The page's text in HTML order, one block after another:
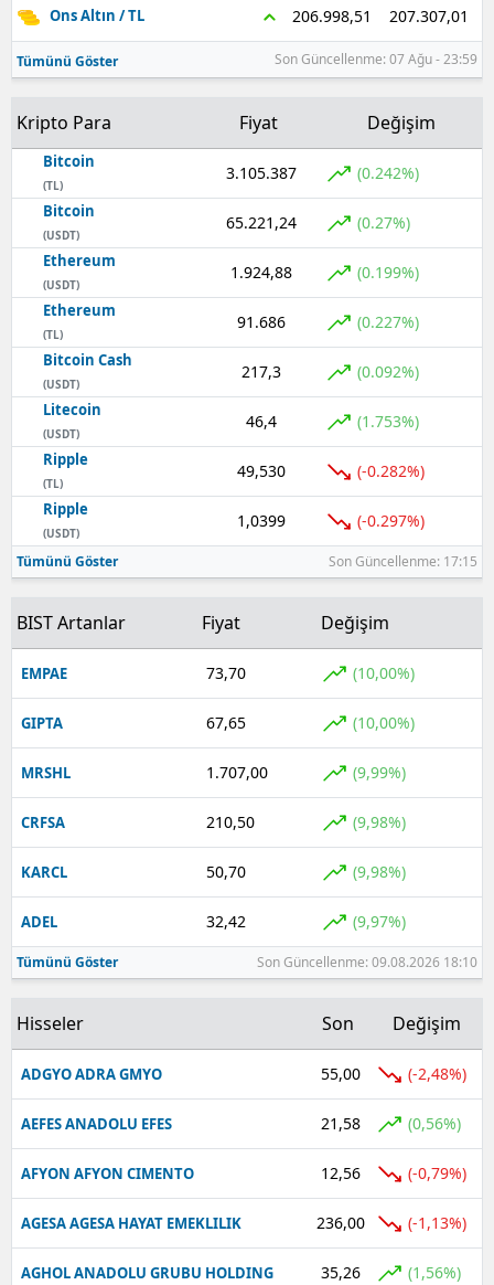
Samsun
Siirt
Sinop
Sivas
Tekirdağ
Tokat
Tunceli
Şanlıurfa
Uşak
Yozgat
Zonguldak
Aksaray
Bayburt
Karaman
Kırıkkale
Şırnak
Bartın
Ardahan
Yalova
Karabük
Kilis
Osmaniye
Düzce
Ons Altın / TL 206.998,51 207.307,01
Tümünü Göster Son Güncellenme: 07 Ağu - 23:59
Kripto Para Fiyat Değişim
Bitcoin
(TL)
3.105.387 (0.242%)
Bitcoin
(USDT)
65.221,24 (0.27%)
Ethereum
(USDT)
1.924,88 (0.199%)
Ethereum
(TL)
91.686 (0.227%)
Bitcoin Cash
(USDT)
217,3 (0.092%)
Litecoin
(USDT)
46,4 (1.753%)
Ripple
(TL)
49,530 (-0.282%)
Ripple
(USDT)
1,0399 (-0.297%)
Tümünü Göster Son Güncellenme: 17:15
BIST Artanlar Fiyat Değişim
EMPAE 73,70 (10,00%)
GIPTA 67,65 (10,00%)
MRSHL 1.707,00 (9,99%)
CRFSA 210,50 (9,98%)
KARCL 50,70 (9,98%)
ADEL 32,42 (9,97%)
Tümünü Göster Son Güncellenme: 09.08.2026 18:10
Hisseler Son Değişim
ADGYO ADRA GMYO 55,00 (-2,48%)
AEFES ANADOLU EFES 21,58 (0,56%)
AFYON AFYON CIMENTO 12,56 (-0,79%)
AGESA AGESA HAYAT EMEKLILIK 236,00 (-1,13%)
AGHOL ANADOLU GRUBU HOLDING 35,26 (1,56%)